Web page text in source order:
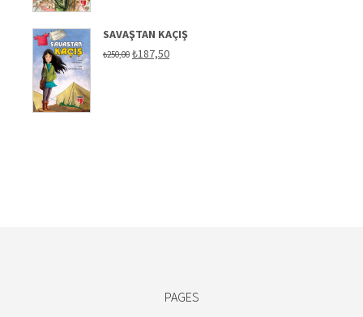
SAVAŞTAN KAÇIŞ
₺250,00 Original
price
₺187,50Current
price
PAGES